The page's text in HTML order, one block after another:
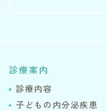
診療案内
診療内容
子どもの内分泌疾患